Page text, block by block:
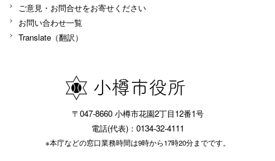
ご意見・お問合せをお寄せください
お問い合わせ一覧
Translate（翻訳）
〒047-8660 小樽市花園2丁目12番1号
電話(代表)：0134-32-4111
※本庁などの窓口業務時間は9時から17時20分までです。